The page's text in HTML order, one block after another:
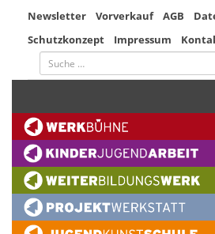
Newsletter Vorverkauf AGB
Schutzkonzept
Impressum